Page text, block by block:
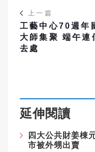
上一篇
工藝中心70週年
大師集聚 端午連
去處
延伸閱讀
四大公共財姜棟
市被外甥出賣